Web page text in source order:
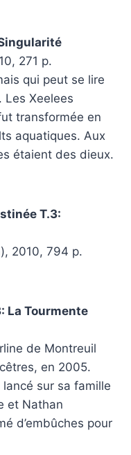
271 p.
qui peut se lire
Les Xeelees
transformée en
aquatiques. Aux
étaient des dieux.
T.3:
2010, 794 p.
La Tourmente
de Montreuil
en 2005.
sur sa famille
et Nathan
d’embûches pour